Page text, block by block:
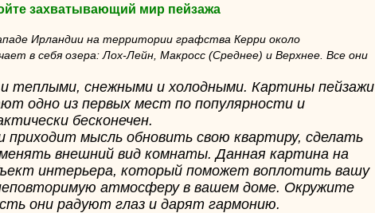
захватывающий мир пейзажа
Ирландии на территории графства Керри около
в себя озера: Лох-Лейн, Макросс (Среднее) и Верхнее. Все они
теплыми, снежными и холодными. Картины пейзажи
одно из первых мест по популярности и
бесконечен.
приходит мысль обновить свою квартиру, сделать
внешний вид комнаты. Данная картина на
интерьера, который поможет воплотить вашу
атмосферу в вашем доме. Окружите
они радуют глаз и дарят гармонию.